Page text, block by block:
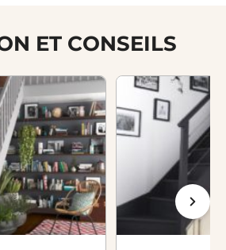
ET CONSEILS